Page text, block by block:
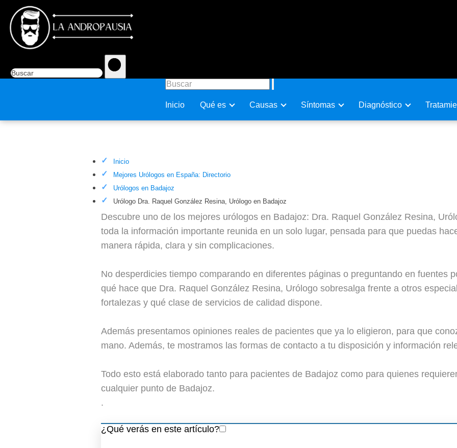
Inicio Qué es Causas Sí­ntomas Diagnóstico
Inicio
Mejores Urólogos en España: Directorio
Urólogos en Badajoz
Urólogo Dra. Raquel González Resina, Urólogo en Badajoz
Descubre uno de los mejores urólogos en Badajoz: Dra. Raquel González Resina,
toda la información importante reunida en un solo lugar, pensada para que puedas
manera rápida, clara y sin complicaciones.
No desperdicies tiempo comparando en diferentes páginas o preguntando en fuentes
qué hace que Dra. Raquel González Resina, Urólogo sobresalga frente a otros
fortalezas y qué clase de servicios de calidad dispone.
Además presentamos opiniones reales de pacientes que ya lo eligieron, para que
mano. Además, te mostramos las formas de contacto a tu disposición y información
Todo esto está elaborado tanto para pacientes de Badajoz como para quienes
cualquier punto de Badajoz.
.
¿Qué verás en este artículo?